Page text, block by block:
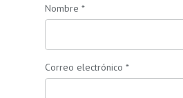
Nombre *
Correo electrónico *